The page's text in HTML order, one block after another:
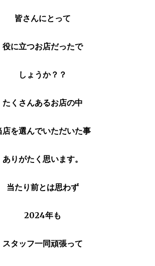
皆さんにとって
役に立つお店だったで
しょうか？？
たくさんあるお店の中
店を選んでいただいた事
ありがたく思います。
当たり前とは思わず
2024年も
スタッフ一同頑張って